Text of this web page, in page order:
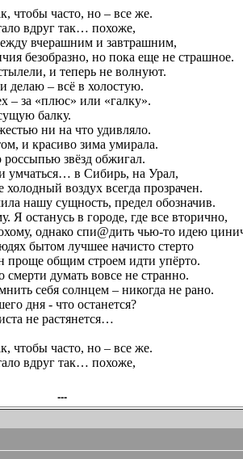
чтобы часто, но – все же.
вдруг так… похоже,
вчерашним и завтрашним,
безобразно, но пока еще не страшное.
и теперь не волнуют.
делаю – всё в холостую.
– за «плюс» или «галку».
балку.
ни на что удивляло.
и красиво зима умирала.
звёзд обжигал.
умчаться… в Сибирь, на Урал,
воздух всегда прозрачен.
нашу сущность, предел обозначив.
Я останусь в городе, где все вторично,
однако спи@дить чью-то идею
бытом лучшее начисто стерто
проще общим строем идти упёрто.
думать вовсе не странно.
себя солнцем – никогда не рано.
дня - что останется?
не растянется…
чтобы часто, но – все же.
вдруг так… похоже,
---